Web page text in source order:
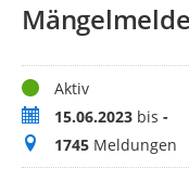
StatusAktiv
Zeitraum15.06.2023 bis -
Meldungen
1745 Meldungen